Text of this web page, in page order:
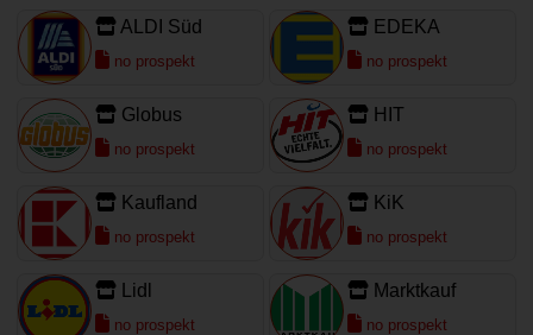
ALDI Süd
no prospekt
EDEKA
no prospekt
Globus
no prospekt
HIT
no prospekt
Kaufland
no prospekt
KiK
no prospekt
Lidl
no prospekt
Marktkauf
no prospekt